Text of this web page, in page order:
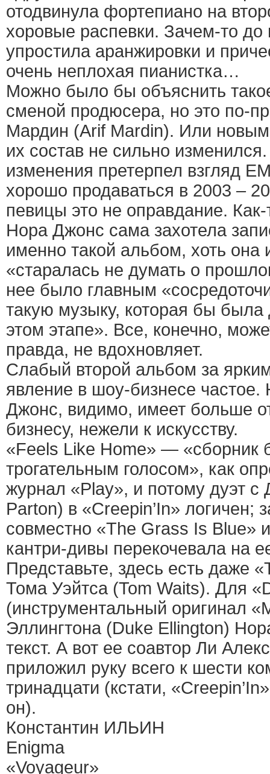
отодвинула фортепиано на
хоровые распевки. Зачем-то до
упростила аранжировки и
очень неплохая пианистка…
Можно было бы объяснить
сменой продюсера, но это по-
Мардин (Arif Mardin). Или
их состав не сильно
изменения претерпел взгляд
хорошо продаваться в 2003 –
певицы это не оправдание. Как-
Нора Джонс сама захотела
именно такой альбом, хоть она
«старалась не думать о
нее было главным
такую музыку, которая бы
этом этапе». Все, конечно,
правда, не вдохновляет.
Слабый второй альбом за
явление в шоу-бизнесе частое.
Джонс, видимо, имеет больше
бизнесу, нежели к искусству.
«Feels Like Home» — «сборник
трогательным голосом», как
журнал «Play», и потому дуэт с
Parton) в «Creepin’In» логичен;
совместно «The Grass Is Blue»
кантри-дивы перекочевала на
Представьте, здесь есть даже
Тома Уэйтса (Tom Waits). Для
(инструментальный оригинал
Эллингтона (Duke Ellington)
текст. А вот ее соавтор Ли
приложил руку всего к шести
тринадцати (кстати,
он).
Константин ИЛЬИН
Enigma
«Voyageur»